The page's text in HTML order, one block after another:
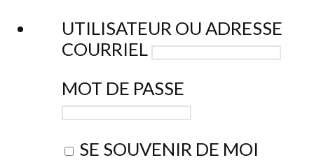
UTILISATEUR OU ADRESSE
COURRIEL
MOT DE PASSE
SE SOUVENIR DE MOI